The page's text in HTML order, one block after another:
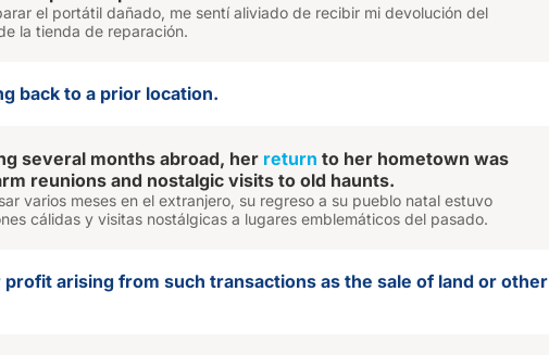
el portátil dañado, me sentí aliviado de recibir mi devolución del
la tienda de reparación.
back to a prior location.
several months abroad, her return to her hometown was
reunions and nostalgic visits to old haunts.
varios meses en el extranjero, su regreso a su pueblo natal estuvo
cálidas y visitas nostálgicas a lugares emblemáticos del pasado.
arising from such transactions as the sale of land or other